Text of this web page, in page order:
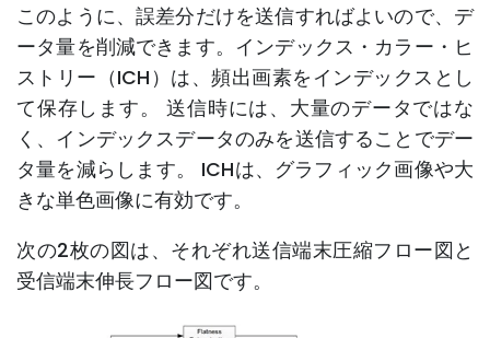
このように、誤差分だけを送信すればよいので、デ
ータ量を削減できます。インデックス・カラー・ヒ
ストリー（ICH）は、頻出画素をインデックスとし
て保存します。 送信時には、大量のデータではな
く、インデックスデータのみを送信することでデー
タ量を減らします。 ICHは、グラフィック画像や大
きな単色画像に有効です。
次の2枚の図は、それぞれ送信端末圧縮フロー図と
受信端末伸長フロー図です。